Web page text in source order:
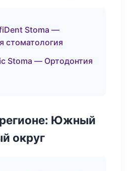
Stoma —
стоматология
Stoma — Ортодонтия
Южный
округ